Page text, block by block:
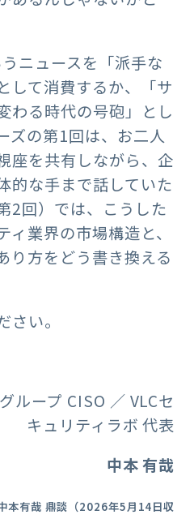
ニュースを「派手な
して消費するか、「サ
わる時代の号砲」とし
ズの第1回は、お二人
座を共有しながら、企
的な手まで話していた
2回）では、こうした
業界の市場構造と、
り方をどう書き換える
い。
ループ CISO ／ VLCセ
キュリティラボ 代表
中本 有哉
本有哉 鼎談（2026年5月14日収